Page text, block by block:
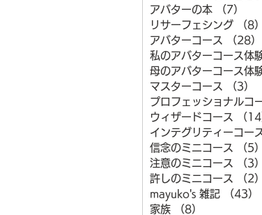
アバターの本
（7）
リサーフェシング
（8）
アバターコース
（28）
私のアバターコース体
母のアバターコース体
マスターコース
（3）
プロフェッショナルコ
ウィザードコース
（14
インテグリティーコー
信念のミニコース
（5）
注意のミニコース
（3）
許しのミニコース
（2）
mayuko's 雑記
（43）
家族
（8）